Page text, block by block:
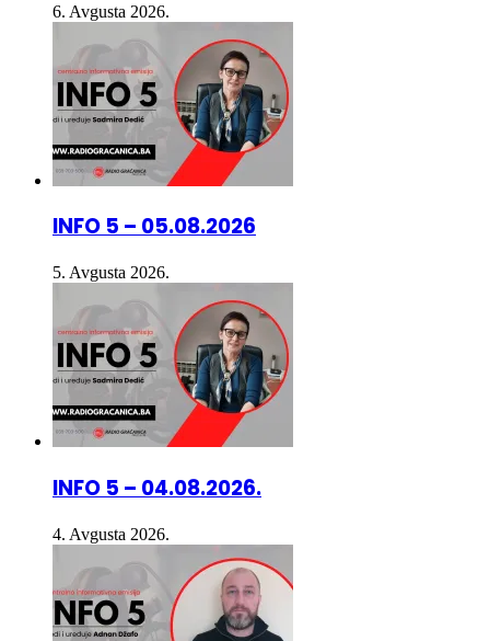
INFO 5 – 05.08.2026
5. Avgusta 2026.
INFO 5 – 04.08.2026.
4. Avgusta 2026.